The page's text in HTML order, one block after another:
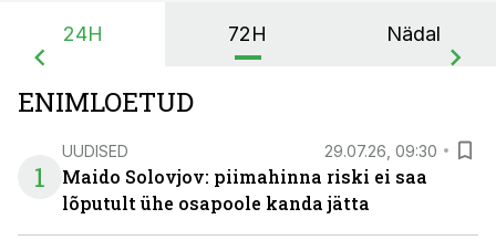
24H 72H Nädal
ENIMLOETUD
1
UUDISED 29.07.26, 09:30
Maido Solovjov: piimahinna riski ei saa
lõputult ühe osapoole kanda jätta